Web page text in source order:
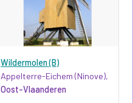
Wildermolen (B)
Appelterre-Eichem (Ninove),
Oost-Vlaanderen